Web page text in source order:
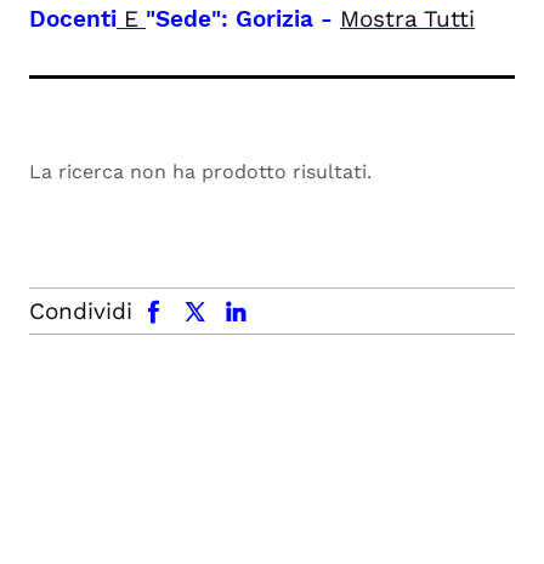
Docenti E "Sede": Gorizia - Mostra Tutti
La ricerca non ha prodotto risultati.
Condividi
facebook x.com linkedin